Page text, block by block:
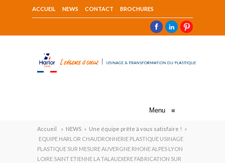
ACCUEIL NEWS CONTACT BROCHURES
Menu ≡
Accueil » NEWS » Une équipe prête à vous satisfaire ! »
EQUIPE HARLOR CHAUDRONNERIE PLASTIQUE USINAGE
PLASTIQUE SUR MESURE AUVERGNE RHONE ALPES LYON
LOIRE SAINT ETIENNE LA TALAUDIERE FABRICATION SUR